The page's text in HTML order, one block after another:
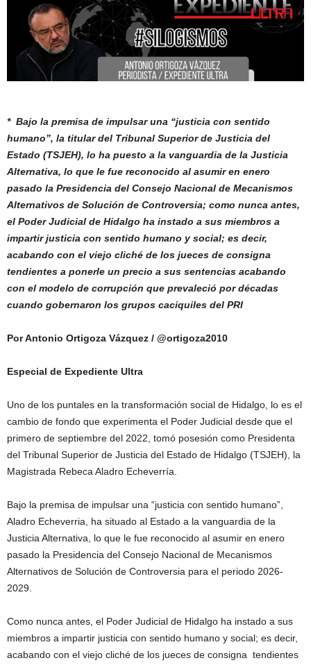
* Bajo la premisa de impulsar una “justicia con sentido
humano”, la titular del Tribunal Superior de Justicia del
Estado (TSJEH), lo ha puesto a la vanguardia de la Justicia
Alternativa, lo que le fue reconocido al asumir en enero
pasado la Presidencia del Consejo Nacional de Mecanismos
Alternativos de Solución de Controversia; como nunca antes,
el Poder Judicial de Hidalgo ha instado a sus miembros a
impartir justicia con sentido humano y social; es decir,
acabando con el viejo cliché de los jueces de consigna
tendientes a ponerle un precio a sus sentencias acabando
con el modelo de corrupción que prevaleció por décadas
cuando gobernaron los grupos caciquiles del PRI
Por Antonio Ortigoza Vázquez / @ortigoza2010
Especial de Expediente Ultra
Uno de los puntales en la transformación social de Hidalgo, lo es el
cambio de fondo que experimenta el Poder Judicial desde que el
primero de septiembre del 2022, tomó posesión como Presidenta
del Tribunal Superior de Justicia del Estado de Hidalgo (TSJEH), la
Magistrada Rebeca Aladro Echeverría.
Bajo la premisa de impulsar una “justicia con sentido humano”,
Aladro Echeverria, ha situado al Estado a la vanguardia de la
Justicia Alternativa, lo que le fue reconocido al asumir en enero
pasado la Presidencia del Consejo Nacional de Mecanismos
Alternativos de Solución de Controversia para el periodo 2026-
2029.
Como nunca antes, el Poder Judicial de Hidalgo ha instado a sus
miembros a impartir justicia con sentido humano y social; es decir,
acabando con el viejo cliché de los jueces de consigna tendientes